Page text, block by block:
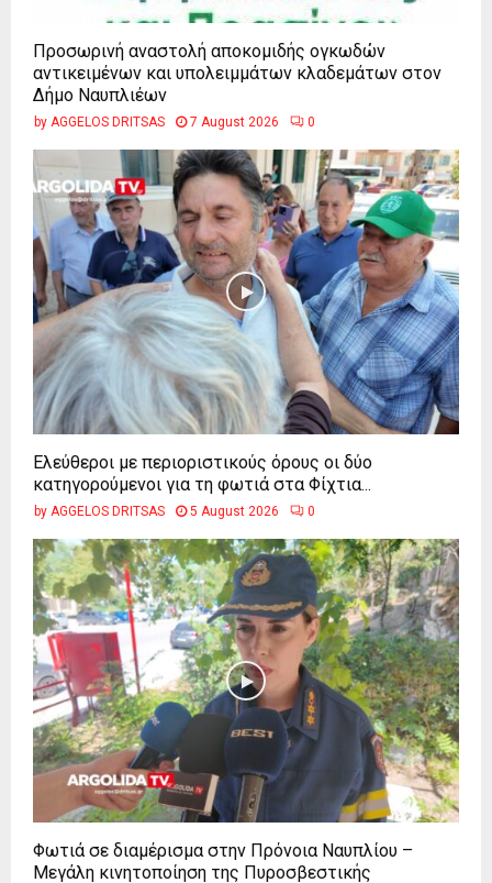
Προσωρινή αναστολή αποκομιδής ογκωδών
αντικειμένων και υπολειμμάτων κλαδεμάτων στον
Δήμο Ναυπλιέων
by AGGELOS DRITSAS 7 August 2026 0
Ελεύθεροι με περιοριστικούς όρους οι δύο
κατηγορούμενοι για τη φωτιά στα Φίχτια...
by AGGELOS DRITSAS 5 August 2026 0
Φωτιά σε διαμέρισμα στην Πρόνοια Ναυπλίου –
Μεγάλη κινητοποίηση της Πυροσβεστικής